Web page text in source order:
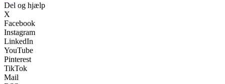
Del og hjælp
X
Facebook
Instagram
LinkedIn
YouTube
Pinterest
TikTok
Mail